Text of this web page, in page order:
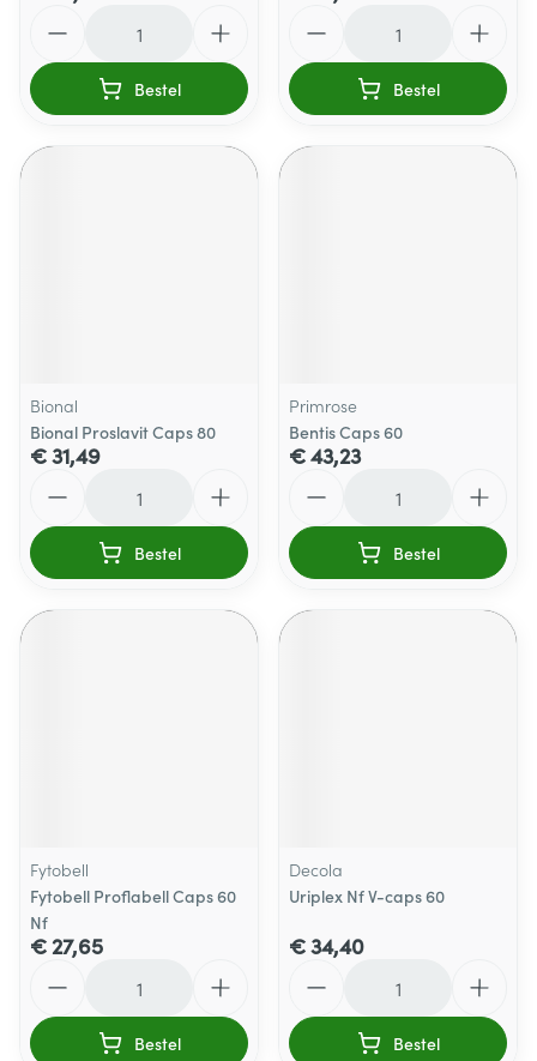
Bestel Bestel
Bional
Bional Proslavit Caps 80
€ 31,49
Bestel
Primrose
Bentis Caps 60
€ 43,23
Bestel
Fytobell
Fytobell Proflabell Caps 60
Nf
€ 27,65
Bestel
Decola
Uriplex Nf V-caps 60
€ 34,40
Bestel